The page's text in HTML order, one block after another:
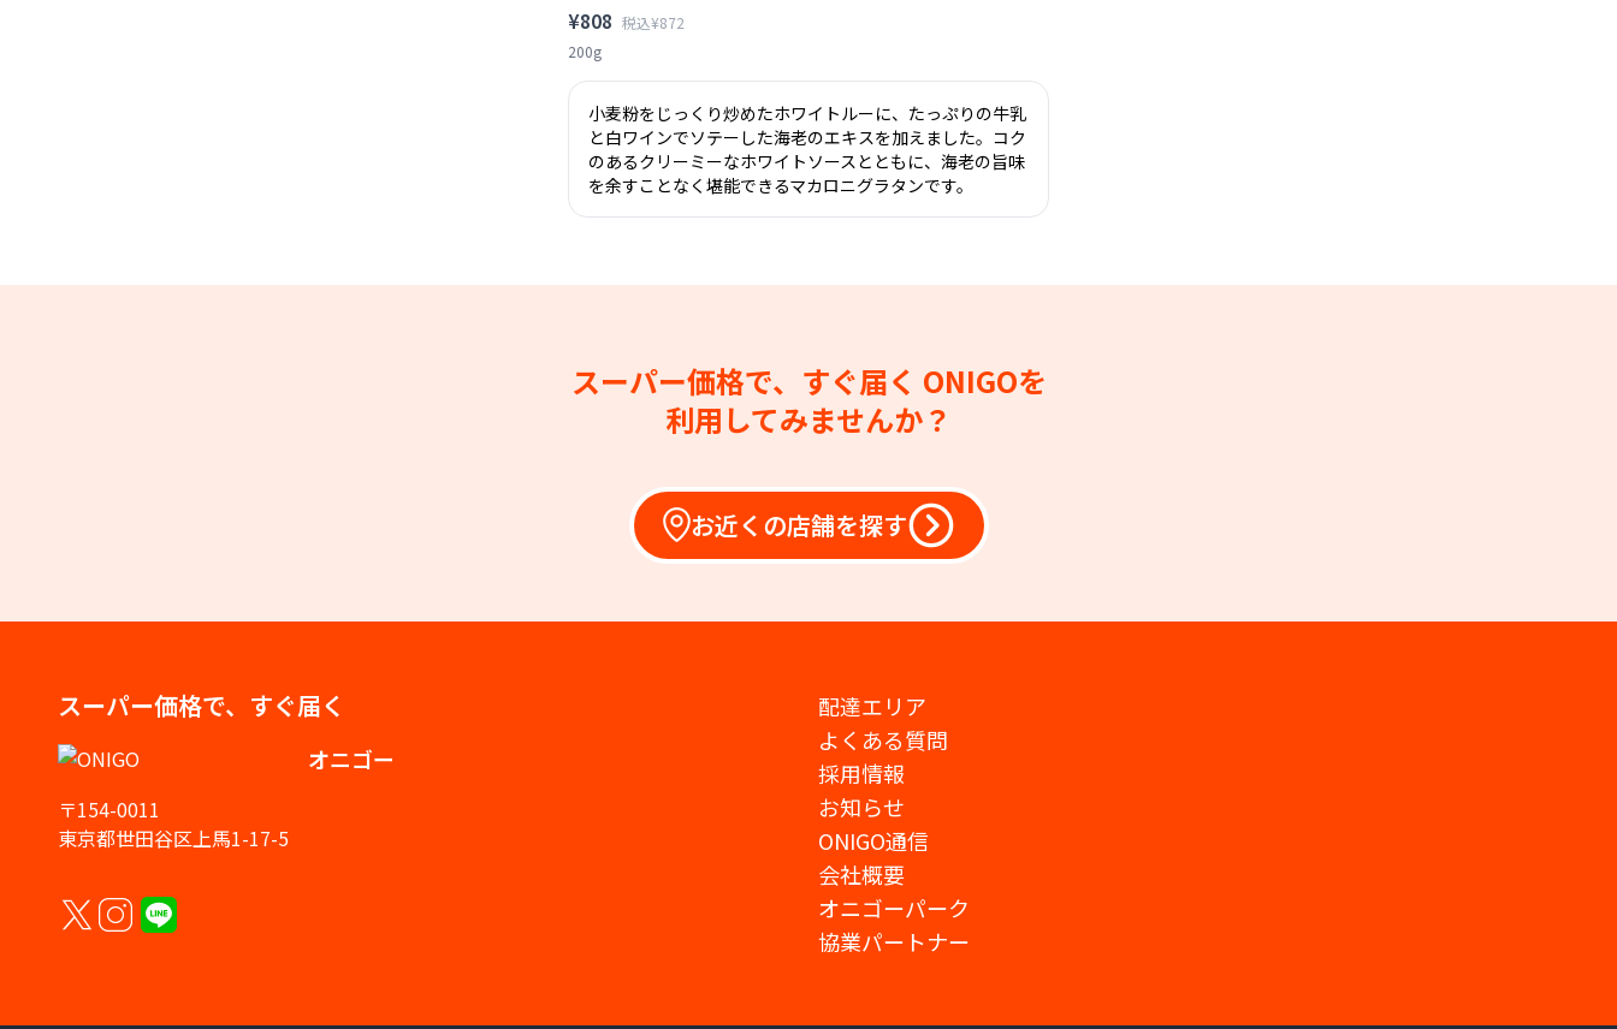
¥808 税込¥872
200g
小麦粉をじっくり炒めたホワイトルーに、たっぷりの牛乳
と白ワインでソテーした海老のエキスを加えました。コク
のあるクリーミーなホワイトソースとともに、海老の旨味
を余すことなく堪能できるマカロニグラタンです。
スーパー価格で、すぐ届く ONIGOを
利用してみませんか？
お近くの店舗を探す
スーパー価格で、すぐ届く
オニゴー
〒154-0011
東京都世田谷区上馬1-17-5
配達エリア
よくある質問
採用情報
お知らせ
ONIGO通信
会社概要
オニゴーパーク
協業パートナー